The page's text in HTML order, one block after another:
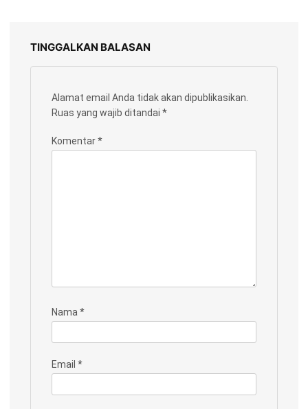
TINGGALKAN BALASAN
Alamat email Anda tidak akan dipublikasikan.
Ruas yang wajib ditandai *
Komentar*
Nama*
Email *